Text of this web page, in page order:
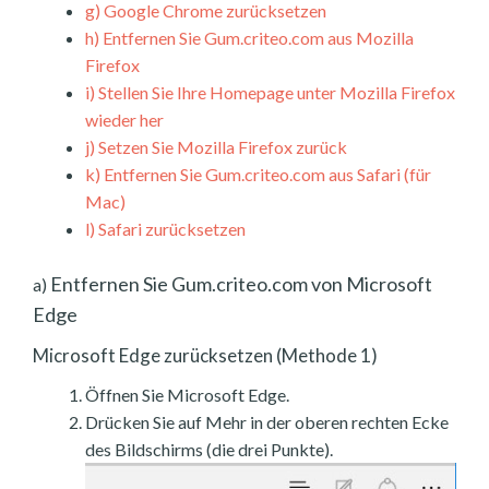
g) Google Chrome zurücksetzen
h) Entfernen Sie Gum.criteo.com aus Mozilla
Firefox
i) Stellen Sie Ihre Homepage unter Mozilla Firefox
wieder her
j) Setzen Sie Mozilla Firefox zurück
k) Entfernen Sie Gum.criteo.com aus Safari (für
Mac)
l) Safari zurücksetzen
a) Entfernen Sie Gum.criteo.com von Microsoft
Edge
Microsoft Edge zurücksetzen (Methode 1)
Öffnen Sie Microsoft Edge.
Drücken Sie auf Mehr in der oberen rechten Ecke
des Bildschirms (die drei Punkte).